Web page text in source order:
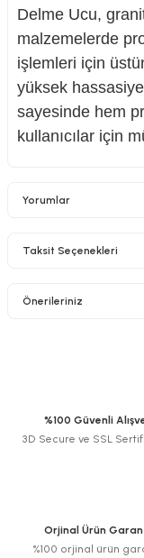
Delme Ucu,
malzemelerde
işlemleri için
yüksek
sayesinde hem
kullanıcılar için
Yorumlar
Taksit Seçenekleri
Önerileriniz
Ürün resmi kalitesiz,
Bu ürüne benzer
%100 Güvenli
3D Secure ve SSL
Orjinal Ürün
%100 orjinal ürün